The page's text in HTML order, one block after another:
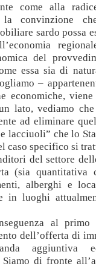
come alla
convinzione
sardo possa
del
essa sia di
–
economiche,
lato, vediamo
ad eliminare
lacciuoli” che lo
caso specifico si
del settore
(sia quantitativa
alberghi e
in luoghi
al
dell’offerta di
aggiuntiva
Siamo di fronte